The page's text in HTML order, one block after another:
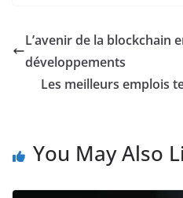
L’avenir de la blockchain
développements
Les meilleurs emplois
You May Also